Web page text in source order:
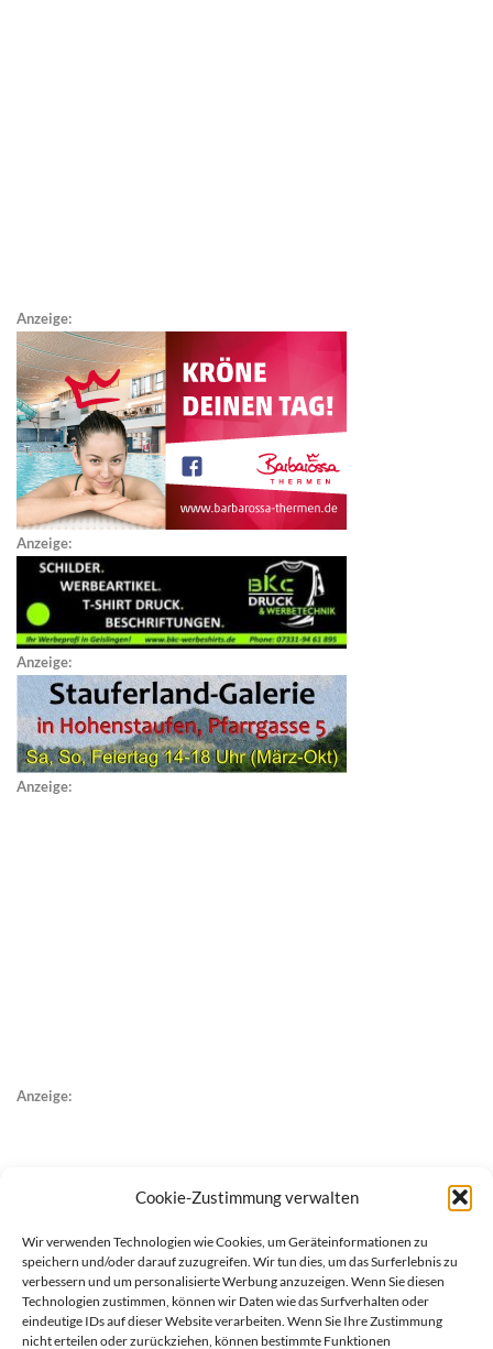
Cookie-Zustimmung verwalten
Wir verwenden Technologien wie Cookies, um Geräteinformationen zu
speichern und/oder darauf zuzugreifen. Wir tun dies, um das Surferlebnis zu
verbessern und um personalisierte Werbung anzuzeigen. Wenn Sie diesen
Technologien zustimmen, können wir Daten wie das Surfverhalten oder
eindeutige IDs auf dieser Website verarbeiten. Wenn Sie Ihre Zustimmung
nicht erteilen oder zurückziehen, können bestimmte Funktionen
Anzeige:
Anzeige:
Anzeige:
Anzeige:
Anzeige: